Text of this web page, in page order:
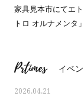
家具見本市にてエ
トロ オルナメンタ
Prtimes イベン
2026.04.21